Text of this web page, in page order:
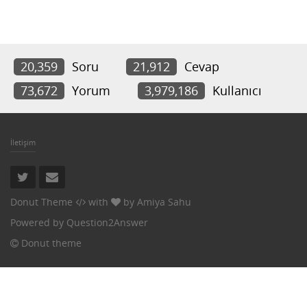
20,359 Soru 21,912
Cevap
73,672
Yorum 3,979,186 Kullanıcı
İletişim
Donut Theme with by Amiya Sahu
Powered by Question2Answer
Donut theme